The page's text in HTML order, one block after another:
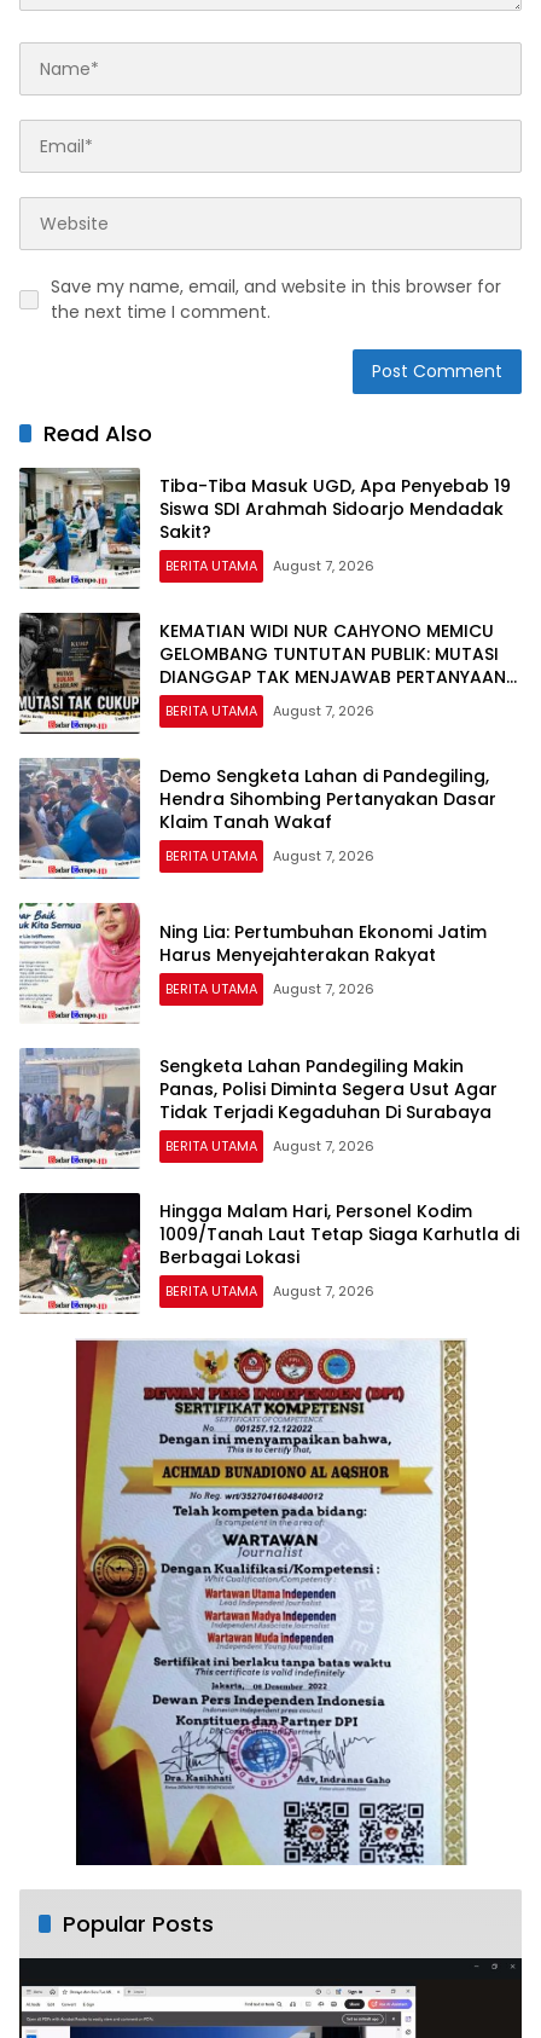
Save my name, email, and website in this browser for
the next time I comment.
Read Also
Tiba-Tiba Masuk UGD, Apa Penyebab 19
Siswa SDI Arahmah Sidoarjo Mendadak
Sakit?
BERITA UTAMA August 7, 2026
KEMATIAN WIDI NUR CAHYONO MEMICU
GELOMBANG TUNTUTAN PUBLIK: MUTASI
DIANGGAP TAK MENJAWAB PERTANYAAN
HUKUM, DESAKAN PROSES PIDANA
MENGUAT
BERITA UTAMA August 7, 2026
Demo Sengketa Lahan di Pandegiling,
Hendra Sihombing Pertanyakan Dasar
Klaim Tanah Wakaf
BERITA UTAMA August 7, 2026
Ning Lia: Pertumbuhan Ekonomi Jatim
Harus Menyejahterakan Rakyat
BERITA UTAMA August 7, 2026
Sengketa Lahan Pandegiling Makin
Panas, Polisi Diminta Segera Usut Agar
Tidak Terjadi Kegaduhan Di Surabaya
BERITA UTAMA August 7, 2026
Hingga Malam Hari, Personel Kodim
1009/Tanah Laut Tetap Siaga Karhutla di
Berbagai Lokasi
BERITA UTAMA August 7, 2026
Popular Posts